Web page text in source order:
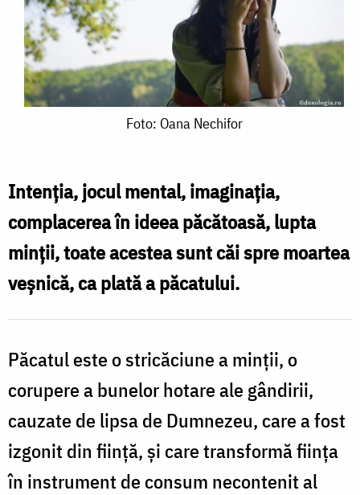
Foto: Oana Nechifor
Intenţia, jocul mental, imaginaţia,
complacerea în ideea păcătoasă, lupta
minţii, toate acestea sunt căi spre moartea
veşnică, ca plată a păcatului.
Păcatul este o stricăciune a minţii, o
corupere a bunelor hotare ale gândirii,
cauzate de lipsa de Dumnezeu, care a fost
izgonit din fiinţă, şi care transformă fiinţa
în instrument de consum necontenit al